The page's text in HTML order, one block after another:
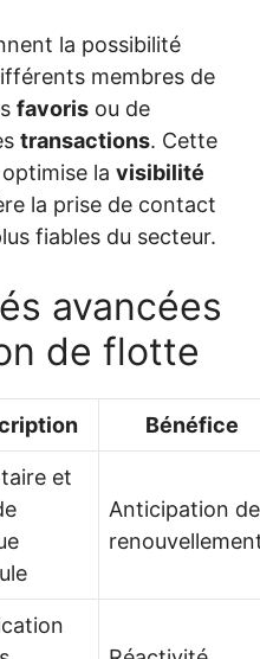
la possibilité
membres de
favoris ou de
transactions. Cette
la visibilité
la prise de contact
fiables du secteur.
avancées
de flotte
Bénéfice
et
Anticipation